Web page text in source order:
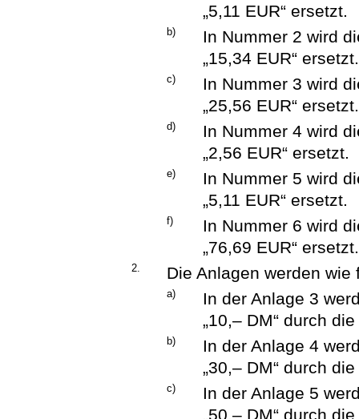
„5,11 EUR“ ersetzt.
b)
In Nummer 2 wird
„15,34 EUR“ ersetzt.
c)
In Nummer 3 wird
„25,56 EUR“ ersetzt.
d)
In Nummer 4 wird
„2,56 EUR“ ersetzt.
e)
In Nummer 5 wird
„5,11 EUR“ ersetzt.
f)
In Nummer 6 wird
„76,69 EUR“ ersetzt.
2. Die Anlagen werden wie
a)
In der Anlage 3
„10,– DM“ durch
b)
In der Anlage 4
„30,– DM“ durch
c)
In der Anlage 5
„50,– DM“ durch